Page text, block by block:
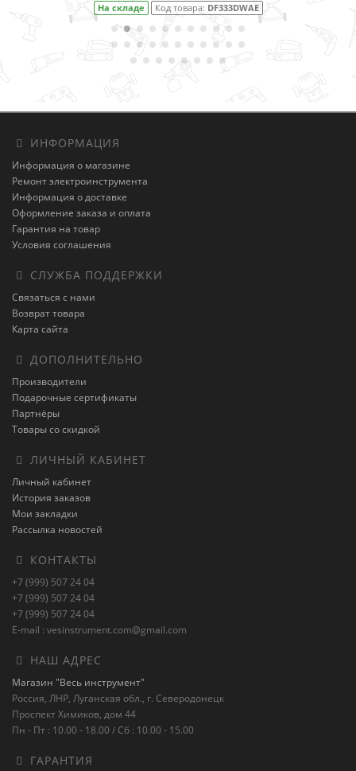
На складе Код товара: DF333DWAE
ИНФОРМАЦИЯ
Информация о магазине
Ремонт электроинструмента
Информация о доставке
Оформление заказа и оплата
Гарантия на товар
Условия соглашения
СЛУЖБА ПОДДЕРЖКИ
Связаться с нами
Возврат товара
Карта сайта
ДОПОЛНИТЕЛЬНО
Производители
Подарочные сертификаты
Партнёры
Товары со скидкой
ЛИЧНЫЙ КАБИНЕТ
Личный кабинет
История заказов
Мои закладки
Рассылка новостей
КОНТАКТЫ
+7 (999) 507 24 04
+7 (999) 507 24 04
+7 (999) 507 24 04
E-mail : vesinstrument.com@gmail.com
НАШ АДРЕС
Магазин "Весь инструмент"
Россия, ЛНР, Луганская обл., г. Северодонецк
Проспект Химиков, дом 44
Пн - Пт : 10.00 - 18.00 / Сб : 10.00 - 15.00
ГАРАНТИЯ